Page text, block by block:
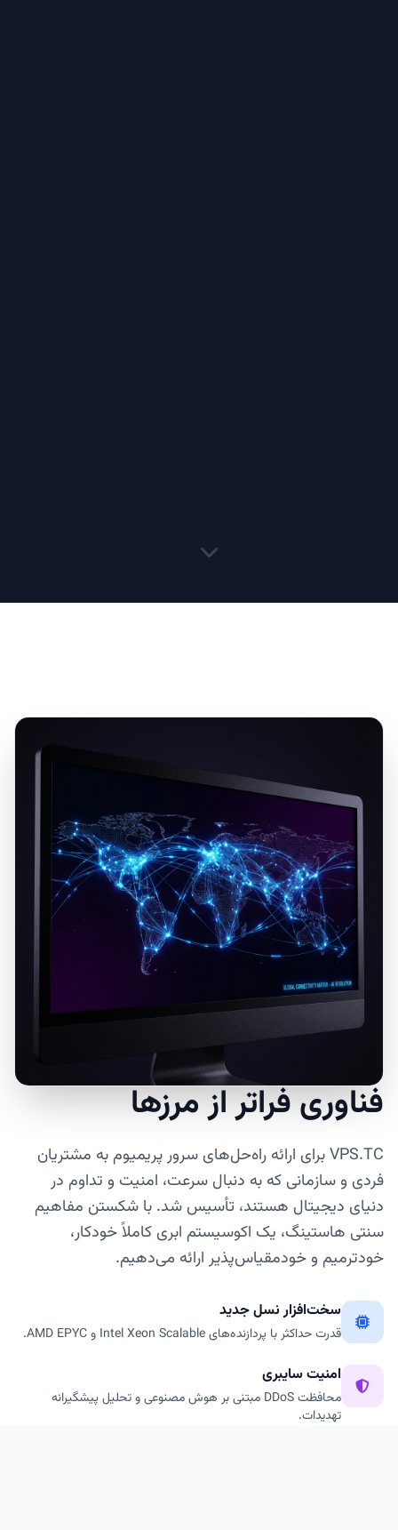
فناوری فراتر از مرزها
VPS.TC برای ارائه راه‌حل‌های سرور پریمیوم به مشتریان
فردی و سازمانی که به دنبال سرعت، امنیت و تداوم در
دنیای دیجیتال هستند، تأسیس شد. با شکستن مفاهیم
سنتی هاستینگ، یک اکوسیستم ابری کاملاً خودکار،
خودترمیم و خودمقیاس‌پذیر ارائه می‌دهیم.
سخت‌افزار نسل جدید
قدرت حداکثر با پردازنده‌های Intel Xeon Scalable و AMD EPYC.
امنیت سایبری
محافظت DDoS مبتنی بر هوش مصنوعی و تحلیل پیشگیرانه
تهدیدات.